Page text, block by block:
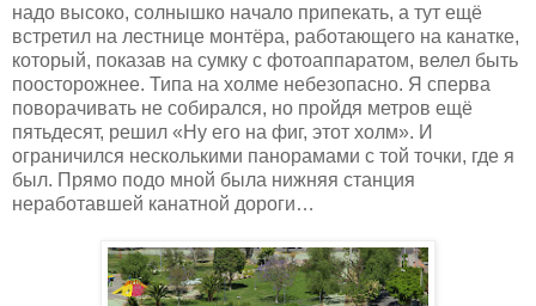
надо высоко, солнышко начало припекать, а тут ещё
встретил на лестнице монтёра, работающего на канатке,
который, показав на сумку с фотоаппаратом, велел быть
поосторожнее. Типа на холме небезопасно. Я сперва
поворачивать не собирался, но пройдя метров ещё
пятьдесят, решил «Ну его на фиг, этот холм». И
ограничился несколькими панорамами с той точки, где я
был. Прямо подо мной была нижняя станция
неработавшей канатной дороги…